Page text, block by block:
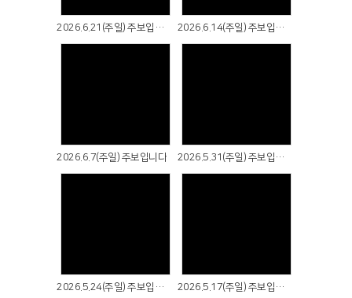
2026.6.21(주일) 주보입니다 2026.6.14(주일) 주보입니다
2026.6.7(주일) 주보입니다 2026.5.31(주일) 주보입니다
2026.5.24(주일) 주보입니다 2026.5.17(주일) 주보입니다